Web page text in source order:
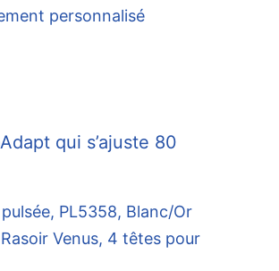
personnalisé
qui s’ajuste 80